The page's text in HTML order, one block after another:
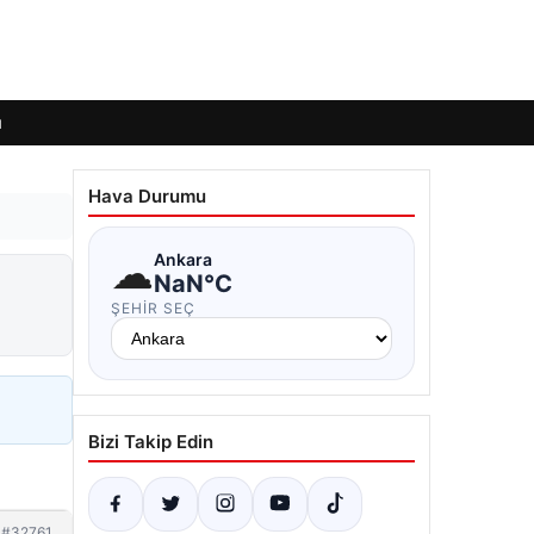
Hava Durumu
☁Ankara
NaN°C
ŞEHIR SEÇ
Bizi Takip Edin